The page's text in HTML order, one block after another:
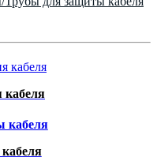
кабеля